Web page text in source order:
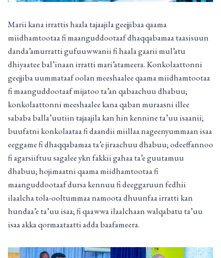
Marii kana irrattis haala tajaajila geejjibaa qaama
miidhamtootaa fi maanguddootaaf dhaqqabamaa taasisuun
danda’amurratti gufuuwwanii fi haala gaarii mul’atu
dhiyaatee bal’inaan irratti mari’atameera. Konkolaattonni
geejjiba uummataaf oolan meeshaalee qaama miidhamtootaa
fi maanguddootaaf mijatoo ta’an qabaachuu dhabuu;
konkolaattonni meeshaalee kana qaban muraasni illee
sababa balla’uutiin tajaajila kan hin kennine ta’uu isaanii;
buufatni konkolaataa fi daandii miillaa nageenyummaan isaa
eeggame fi dhaqqabamaa ta’e jiraachuu dhabuu; odeeffannoo
fi agarsiiftuu sagalee ykn fakkii gahaa ta’e guutamuu
dhabuu; hojimaatni qaama miidhamtootaa fi
maanguddootaaf dursa kennuu fi deeggaruun fedhii
ilaalcha tola-ooltummaa namoota dhuunfaa irratti kan
hundaa’e ta’uu isaa; fi qaawwa ilaalchaan walqabatu ta’uu
isaa akka qormaataatti adda baafameera.